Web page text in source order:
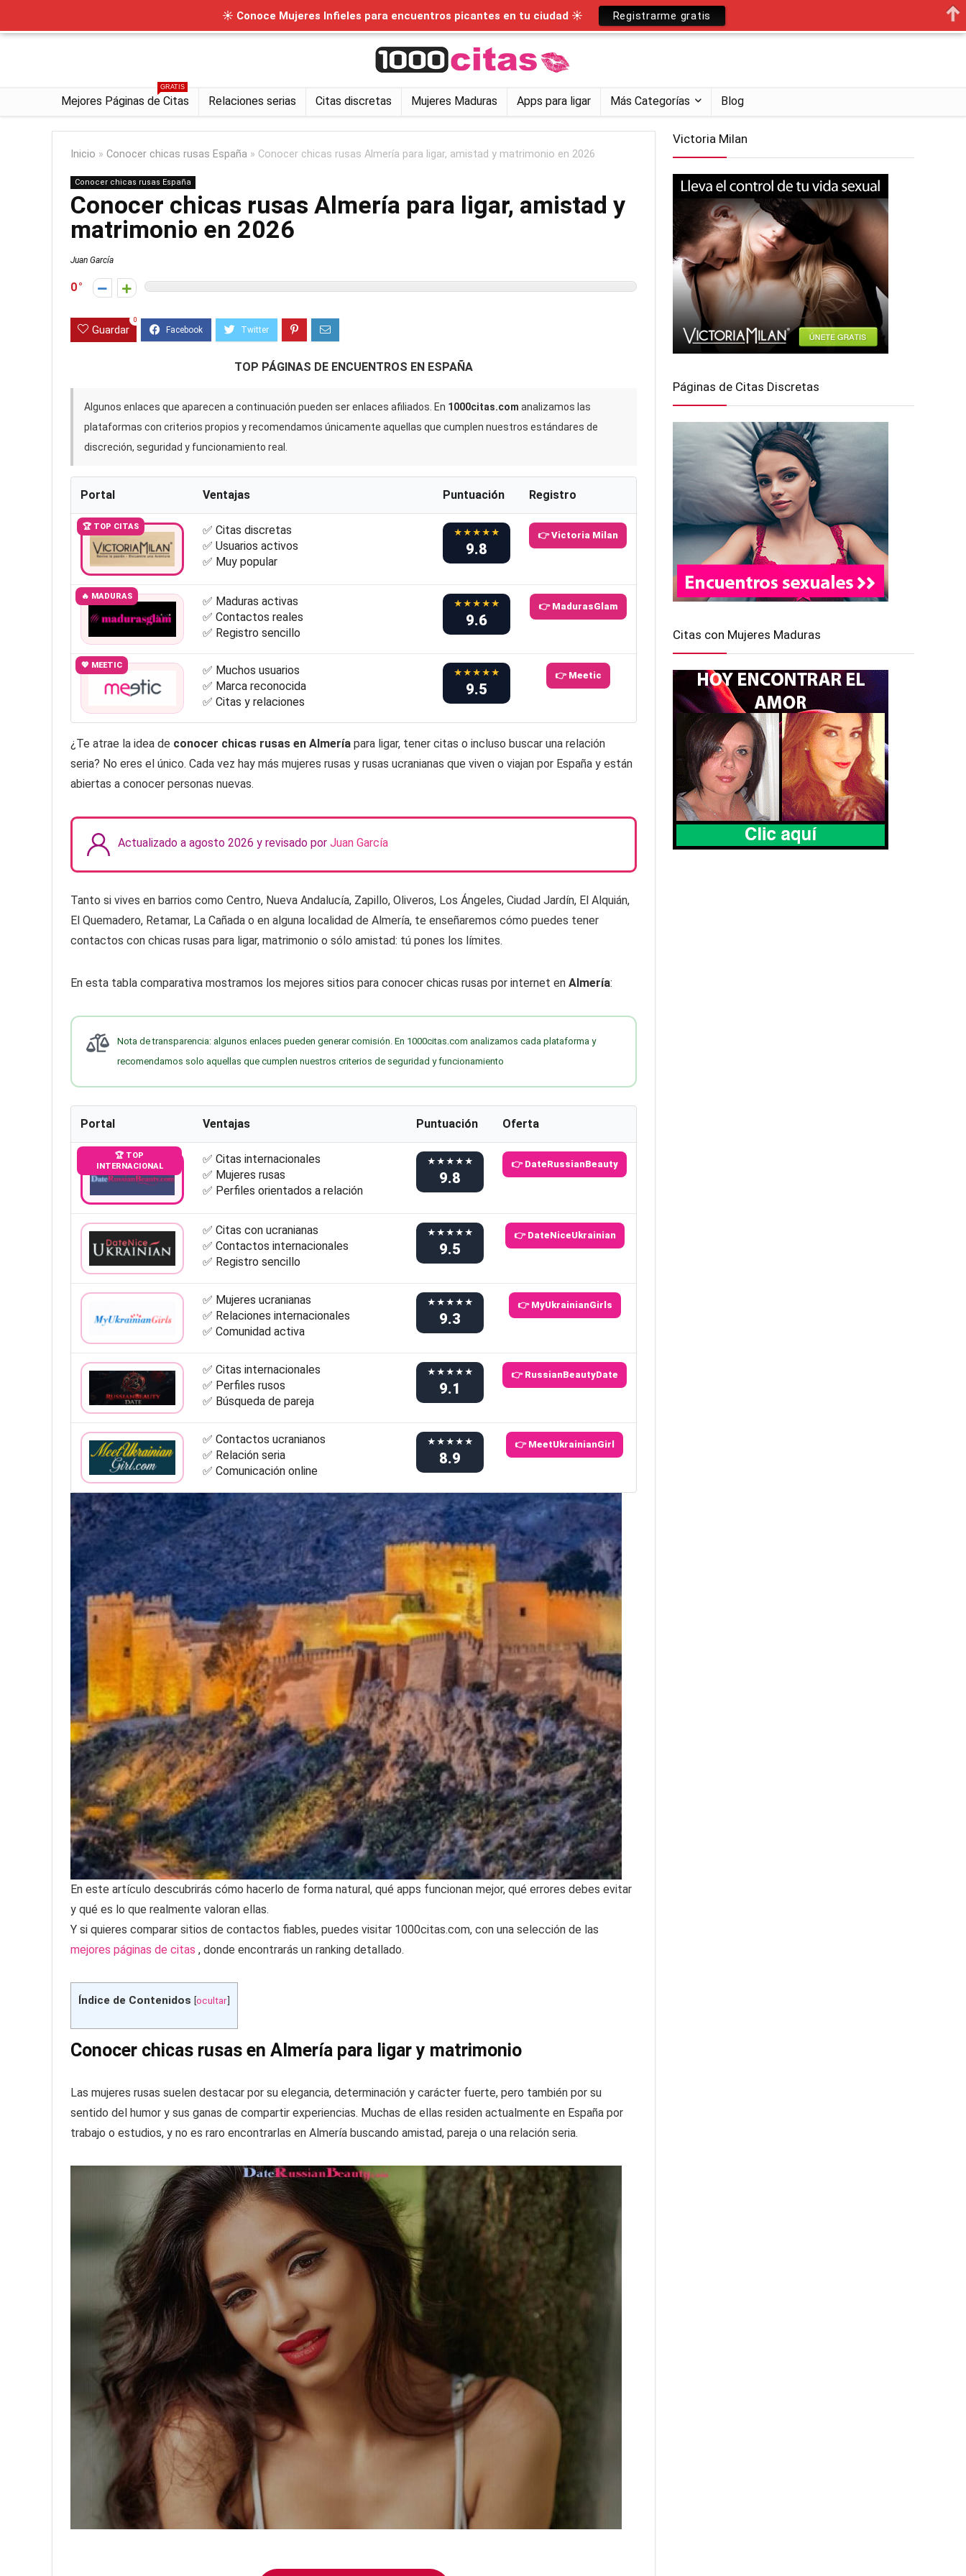
Mejores Páginas de Citas
GRATIS
Relaciones serias Citas discretas Mujeres Maduras Apps para ligar Más Categorías Blog
Inicio » Conocer chicas rusas España » Conocer chicas rusas Almería para ligar, amistad y matrimonio en 2026
Conocer chicas rusas España
Conocer chicas rusas Almería para ligar, amistad y
matrimonio en 2026
Juan García
0
Guardar
0
TOP PÁGINAS DE ENCUENTROS EN ESPAÑA
Algunos enlaces que aparecen a continuación pueden ser enlaces afiliados. En 1000citas.com analizamos las
plataformas con criterios propios y recomendamos únicamente aquellas que cumplen nuestros estándares de
discreción, seguridad y funcionamiento real.
Portal Ventajas Puntuación Registro
🏆 TOP CITAS
✅ Citas discretas
✅ Usuarios activos
✅ Muy popular
★★★★★
9.8
👉 Victoria Milan
🔥 MADURAS
✅ Maduras activas
✅ Contactos reales
✅ Registro sencillo
★★★★★
9.6
👉 MadurasGlam
💖 MEETIC
✅ Muchos usuarios
✅ Marca reconocida
✅ Citas y relaciones
★★★★★
9.5
👉 Meetic
¿Te atrae la idea de conocer chicas rusas en Almería para ligar, tener citas o incluso buscar una relación
seria? No eres el único. Cada vez hay más mujeres rusas y rusas ucranianas que viven o viajan por España y están
abiertas a conocer personas nuevas.
Actualizado a agosto 2026 y revisado por Juan García
Tanto si vives en barrios como Centro, Nueva Andalucía, Zapillo, Oliveros, Los Ángeles, Ciudad Jardín, El Alquián,
El Quemadero, Retamar, La Cañada o en alguna localidad de Almería, te enseñaremos cómo puedes tener
contactos con chicas rusas para ligar, matrimonio o sólo amistad: tú pones los límites.
En esta tabla comparativa mostramos los mejores sitios para conocer chicas rusas por internet en Almería:
Nota de transparencia: algunos enlaces pueden generar comisión. En 1000citas.com analizamos cada plataforma y
recomendamos solo aquellas que cumplen nuestros criterios de seguridad y funcionamiento
Portal Ventajas Puntuación Oferta
🏆 TOP
INTERNACIONAL
✅ Citas internacionales
✅ Mujeres rusas
✅ Perfiles orientados a relación
★★★★★
9.8
👉 DateRussianBeauty
✅ Citas con ucranianas
✅ Contactos internacionales
✅ Registro sencillo
★★★★★
9.5
👉 DateNiceUkrainian
✅ Mujeres ucranianas
✅ Relaciones internacionales
✅ Comunidad activa
★★★★★
9.3
👉 MyUkrainianGirls
✅ Citas internacionales
✅ Perfiles rusos
✅ Búsqueda de pareja
★★★★★
9.1
👉 RussianBeautyDate
✅ Contactos ucranianos
✅ Relación seria
✅ Comunicación online
★★★★★
8.9
👉 MeetUkrainianGirl
En este artículo descubrirás cómo hacerlo de forma natural, qué apps funcionan mejor, qué errores debes evitar
y qué es lo que realmente valoran ellas.
Y si quieres comparar sitios de contactos fiables, puedes visitar 1000citas.com, con una selección de las
mejores páginas de citas , donde encontrarás un ranking detallado.
Índice de Contenidos [ocultar]
Conocer chicas rusas en Almería para ligar y matrimonio
Las mujeres rusas suelen destacar por su elegancia, determinación y carácter fuerte, pero también por su
sentido del humor y sus ganas de compartir experiencias. Muchas de ellas residen actualmente en España por
trabajo o estudios, y no es raro encontrarlas en Almería buscando amistad, pareja o una relación seria.
Victoria Milan
Páginas de Citas Discretas
Citas con Mujeres Maduras
☀ Conoce Mujeres Infieles para encuentros picantes en tu ciudad ☀ Registrarme gratis